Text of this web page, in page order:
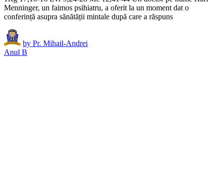
Menninger, un faimos psihiatru, a oferit la un moment dat o
conferință asupra sănătății mintale după care a răspuns
by Pr. Mihail-Andrei
Anul B